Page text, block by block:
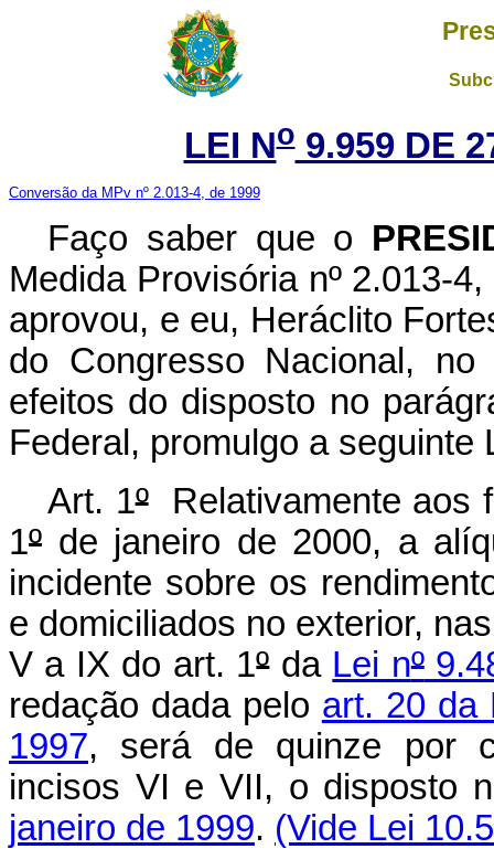
LEI No9.959 DE
Conversão da MPv nº 2.013-4, de 1999
Faço saber que o
Medida Provisória nº 2.013-
aprovou, e eu, Heráclito
do Congresso Nacional,
efeitos do disposto no
Federal, promulgo a seguinte
Art. 1ºRelativamente aos
1º de janeiro de 2000, a
incidente sobre os
e domiciliados no exterior,
V a IX do art. 1ºda Lei nº
redação dada pelo art. 20 da
1997, será de quinze por
incisos VI e VII, o disposto
janeiro de 1999. (Vide Lei